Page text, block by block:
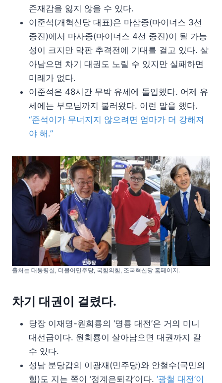
존재감을 잃지 않을 수 있다.
이준석(개혁신당 대표)은 마삼중(마이너스 3선
중진)에서 마사중(마이너스 4선 중진)이 될 가능
성이 크지만 막판 추격전에 기대를 걸고 있다. 살
아남으면 차기 대권도 노릴 수 있지만 실패하면
미래가 없다.
이준석은 48시간 무박 유세에 돌입했다. 어제 유
세에는 부모님까지 불러왔다. 이런 말을 했다.
“준석이가 무너지지 않으려면 엄마가 더 강해져
야 해.”
출처는 대통령실, 더불어민주당, 국힘의힘, 조국혁신당 홈페이지.
차기 대권이 걸렸다.
당장 이재명-원희룡의 ‘명룡 대전’은 거의 미니
대선급이다. 원희룡이 살아남으면 대권까지 갈
수 있다.
성남 분당갑의 이광재(민주당)와 안철수(국민의
힘)도 지는 쪽이 ‘정계은퇴각’이다. ‘광철 대전’이